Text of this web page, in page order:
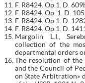
F. R8424. Op.1. D.
F. R8424. Op. 1. D.
F. R8424. Op.1. D.
F. R8424. Op.1. D.
Margolin L.I.,
collection of the
departmental orders
The resolution of the
and the Council of
on State Arbitration»